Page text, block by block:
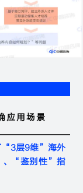
应用场景
“3层9维”海外
、“鉴别性”指